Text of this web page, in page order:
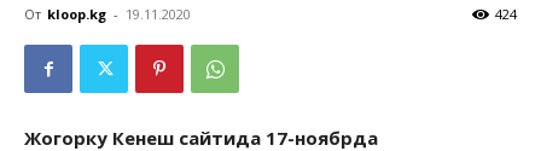
От kloop.kg - 19.11.2020 424
Жогорку Кенеш сайтида 17-ноябрда